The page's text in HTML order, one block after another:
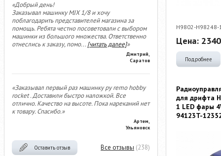
«Добрый день!
Заказывал машинку MJX 1/8 и хочу
поблагодарить представителей магазина за
помощь. Ребята честно посоветовали с выбором
машинки из большого множества. Ответственно
отнеслись к заказу, помо...[читать далее]»
Дмитрий,
Саратов
«Заказывал первый раз машинку ру remo hobby
rocket . Доставили быстро наложкой. Все
отлично. Качество на высоте. Пока нареканий нет
к товару. Спасибо.»
Артем,
Ульяновск
Оставить отзыв Все отзывы (238)
H9802-H98248-
Цена:
Подробнее
для дрифта
1 LED фары
94123T-